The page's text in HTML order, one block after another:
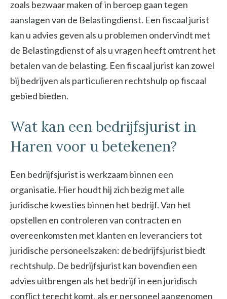
zoals bezwaar maken of in beroep gaan tegen
aanslagen van de Belastingdienst. Een fiscaal jurist
kan u advies geven als u problemen ondervindt met
de Belastingdienst of als u vragen heeft omtrent het
betalen van de belasting. Een fiscaal jurist kan zowel
bij bedrijven als particulieren rechtshulp op fiscaal
gebied bieden.
Wat kan een bedrijfsjurist in
Haren voor u betekenen?
Een bedrijfsjurist is werkzaam binnen een
organisatie. Hier houdt hij zich bezig met alle
juridische kwesties binnen het bedrijf. Van het
opstellen en controleren van contracten en
overeenkomsten met klanten en leveranciers tot
juridische personeelszaken: de bedrijfsjurist biedt
rechtshulp. De bedrijfsjurist kan bovendien een
advies uitbrengen als het bedrijf in een juridisch
conflict terecht komt, als er personeel aangenomen